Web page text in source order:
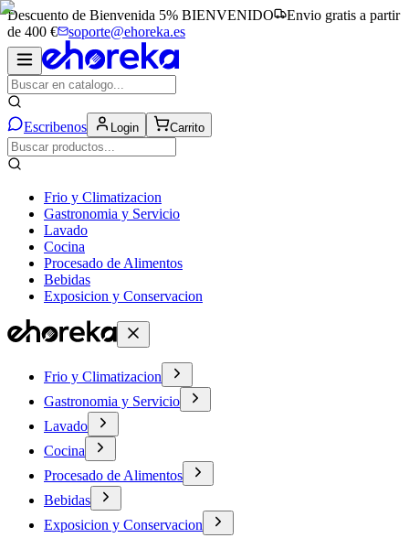
Descuento de Bienvenida 5% BIENVENIDO
Envio gratis a partir
de 400 €
soporte@ehoreka.es
Escribenos Login Carrito
Frio y Climatizacion
Gastronomia y Servicio
Lavado
Cocina
Procesado de Alimentos
Bebidas
Exposicion y Conservacion
Frio y Climatizacion
Gastronomia y Servicio
Lavado
Cocina
Procesado de Alimentos
Bebidas
Exposicion y Conservacion